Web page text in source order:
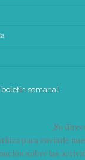
boletín semanal
Su
para enviarle
sobre las